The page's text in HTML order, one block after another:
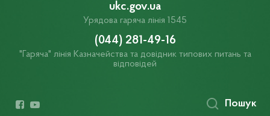
ukc.gov.ua
Урядова гаряча лінія 1545
(044) 281-49-16
"Гаряча" лінія Казначейства та довідник типових питань та
відповідей
Пошук